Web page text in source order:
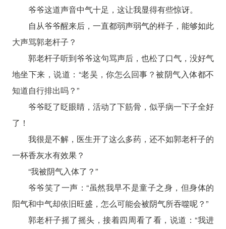
爷爷这道声音中气十足，这让我显得有些惊讶。
自从爷爷醒来后，一直都弱声弱气的样子，能够如此
大声骂郭老杆子？
郭老杆子听到爷爷这句骂声后，也松了口气，没好气
地坐下来，说道：“老吴，你怎么回事？被阴气入体都不
知道自行排出吗？”
爷爷眨了眨眼睛，活动了下筋骨，似乎病一下子全好
了！
我很是不解，医生开了这么多药，还不如郭老杆子的
一杯香灰水有效果？
“我被阴气入体了？”
爷爷笑了一声：“虽然我早不是童子之身，但身体的
阳气和中气却依旧旺盛，怎么可能会被阴气所吞噬呢？”
郭老杆子摇了摇头，接着四周看了看，说道：“我进